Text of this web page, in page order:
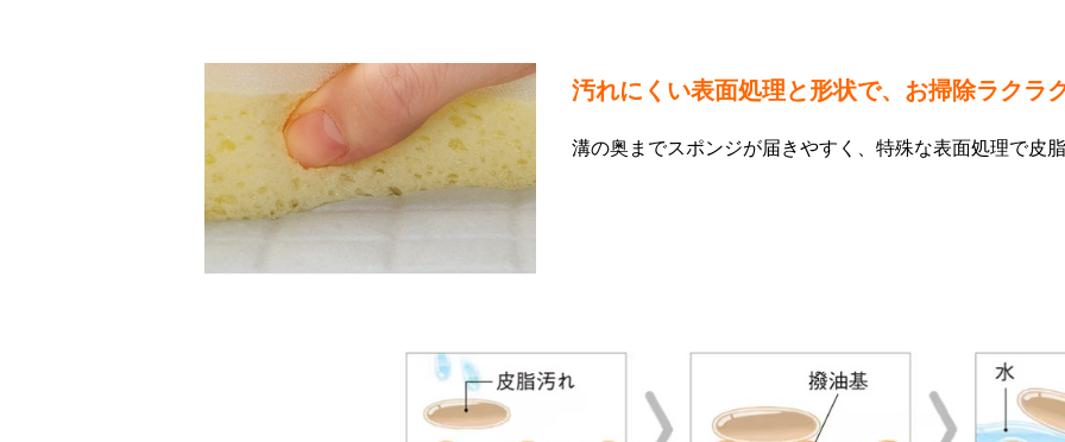
汚れにくい表面処理と形状で、お掃除ラクラ
溝の奥までスポンジが届きやすく、特殊な表面処理で皮